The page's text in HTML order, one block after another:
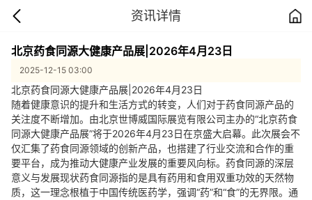
资讯详情
北京药食同源大健康产品展|2026年4月23日
2025-12-15 03:00
北京药食同源大健康产品展|2026年4月23日
随着健康意识的提升和生活方式的转变，人们对于药食同源产品的
关注度不断增加。由北京世博威国际展览有限公司主办的“北京药食
同源大健康产品展”将于2026年4月23日在京盛大启幕。此次展会不
仅汇集了药食同源领域的创新产品，也搭建了行业交流和合作的重
要平台，成为推动大健康产业发展的重要风向标。药食同源的深层
意义与发展现状药食同源指的是具有药用和食用双重功效的天然物
质，这一理念根植于中国传统医药学，强调“药”和“食”的无界限。通